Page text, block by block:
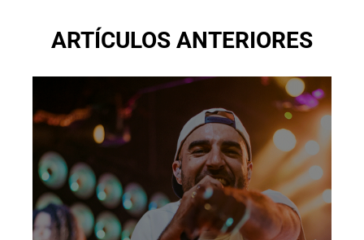
ARTÍCULOS ANTERIORES